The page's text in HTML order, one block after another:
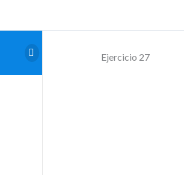
Ejercicio 27